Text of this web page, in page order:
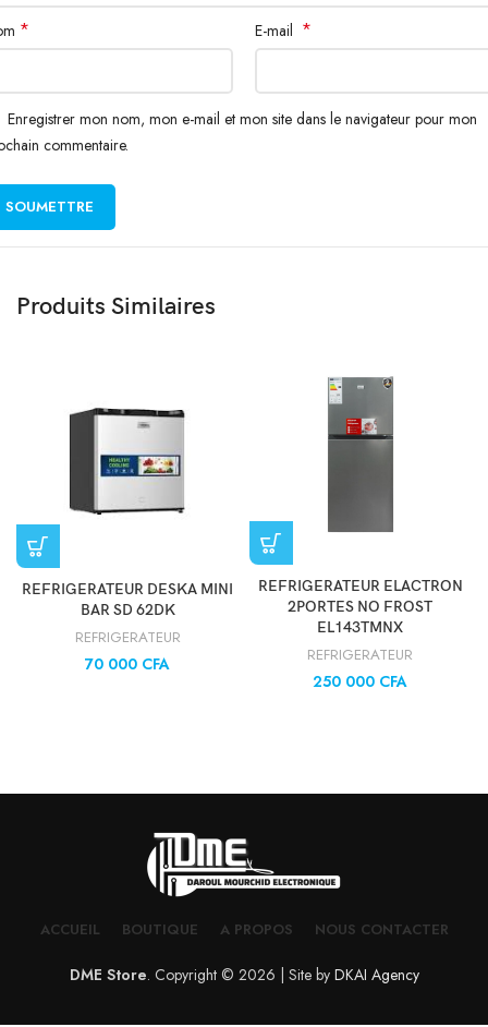
* E-mail *
Enregistrer mon nom, mon e-mail et mon site dans le navigateur pour mon
commentaire.
Produits Similaires
REFRIGERATEUR DESKA MINI
BAR SD 62DK
REFRIGERATEUR
70 000 CFA
REFRIGERATEUR ELACTRON
2PORTES NO FROST
EL143TMNX
REFRIGERATEUR
250 000 CFA
ACCUEIL BOUTIQUE A PROPOS NOUS CONTACTER
DME Store. Copyright © 2026 | Site by DKAI Agency